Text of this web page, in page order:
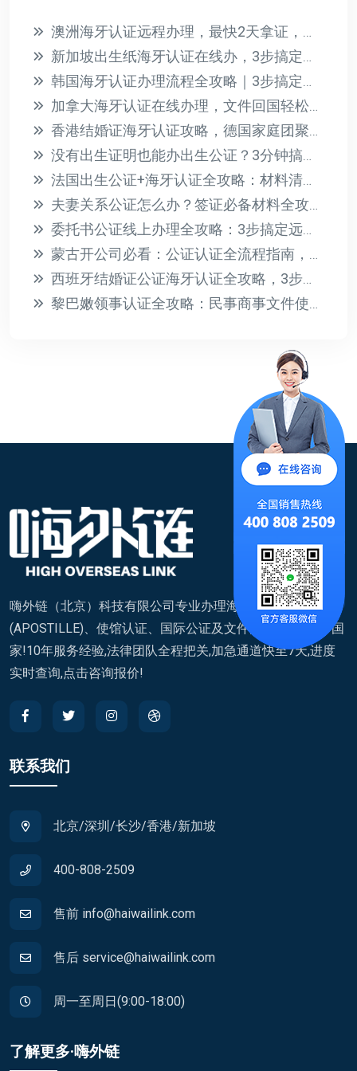
澳洲海牙认证远程办理，最快2天拿证，无需到场
新加坡出生纸海牙认证在线办，3步搞定国际认可章
韩国海牙认证办理流程全攻略｜3步搞定文件公证加签
加拿大海牙认证在线办理，文件回国轻松搞定！
香港结婚证海牙认证攻略，德国家庭团聚签证一步到位
没有出生证明也能办出生公证？3分钟搞定替代材料清单
法国出生公证+海牙认证全攻略：材料清单与办理流程详解
夫妻关系公证怎么办？签证必备材料全攻略，少走弯路
委托书公证线上办理全攻略：3步搞定远程公证，省时省力
蒙古开公司必看：公证认证全流程指南，省时省力
西班牙结婚证公证海牙认证全攻略，3步搞定避坑指南
黎巴嫩领事认证全攻略：民事商事文件使馆认证流程与要求
嗨外链（北京）科技有限公司专业办理海牙认证
(APOSTILLE)、使馆认证、国际公证及文件翻译,覆盖200+国
家!10年服务经验,法律团队全程把关,加急通道快至7天,进度
实时查询,点击咨询报价!
联系我们
北京/深圳/长沙/香港/新加坡
400-808-2509
售前 info@haiwailink.com
售后 service@haiwailink.com
周一至周日(9:00-18:00)
了解更多·嗨外链